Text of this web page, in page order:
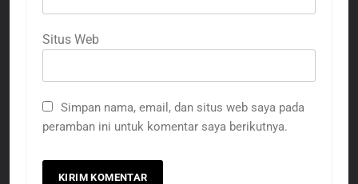
Situs Web
Simpan nama, email, dan situs web saya pada
peramban ini untuk komentar saya berikutnya.